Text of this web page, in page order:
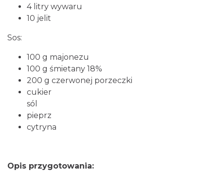
4 litry wywaru
10 jelit
Sos:
100 g majonezu
100 g śmietany 18%
200 g czerwonej porzeczki
cukier
sól
pieprz
cytryna
Opis przygotowania: